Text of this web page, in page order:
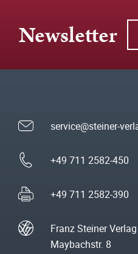
Newsletter
service@steiner-
+49 711 2582-450
+49 711 2582-390
Franz Steiner Verlag
Maybachstr. 8